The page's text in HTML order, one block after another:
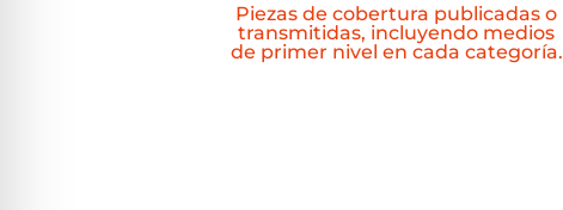
Piezas de cobertura publicadas o
transmitidas, incluyendo medios
de primer nivel en cada categoría.